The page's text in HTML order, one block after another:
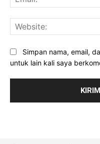
Simpan nama, email,
untuk lain kali saya